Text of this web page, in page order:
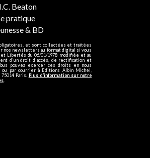
Beaton
pratique
& BD
et sont collectées et traitées
nos newsletters au format digital si vous
Libertés du 06/01/1978 modifiée et au
d'un droit d'accès, de rectification et
pouvez exercer ces droits en nous
ou par courrier à Editions Albin Michel,
Paris. Plus d’information sur notre